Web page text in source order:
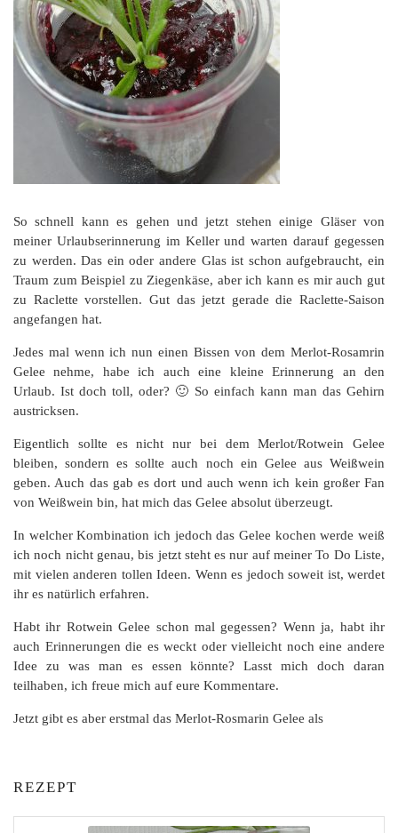
So schnell kann es gehen und jetzt stehen einige Gläser von
meiner Urlaubserinnerung im Keller und warten darauf gegessen
zu werden. Das ein oder andere Glas ist schon aufgebraucht, ein
Traum zum Beispiel zu Ziegenkäse, aber ich kann es mir auch gut
zu Raclette vorstellen. Gut das jetzt gerade die Raclette-Saison
angefangen hat.
Jedes mal wenn ich nun einen Bissen von dem Merlot-Rosamrin
Gelee nehme, habe ich auch eine kleine Erinnerung an den
Urlaub. Ist doch toll, oder? 🙂 So einfach kann man das Gehirn
austricksen.
Eigentlich sollte es nicht nur bei dem Merlot/Rotwein Gelee
bleiben, sondern es sollte auch noch ein Gelee aus Weißwein
geben. Auch das gab es dort und auch wenn ich kein großer Fan
von Weißwein bin, hat mich das Gelee absolut überzeugt.
In welcher Kombination ich jedoch das Gelee kochen werde weiß
ich noch nicht genau, bis jetzt steht es nur auf meiner To Do Liste,
mit vielen anderen tollen Ideen. Wenn es jedoch soweit ist, werdet
ihr es natürlich erfahren.
Habt ihr Rotwein Gelee schon mal gegessen? Wenn ja, habt ihr
auch Erinnerungen die es weckt oder vielleicht noch eine andere
Idee zu was man es essen könnte? Lasst mich doch daran
teilhaben, ich freue mich auf eure Kommentare.
Jetzt gibt es aber erstmal das Merlot-Rosmarin Gelee als
REZEPT